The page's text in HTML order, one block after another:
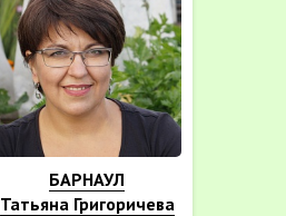
БАРНАУЛ
Татьяна Григоричева